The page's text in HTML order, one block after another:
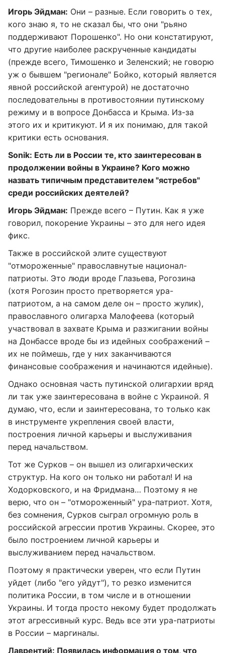
Игорь Эйдман: Они – разные. Если говорить о тех,
кого знаю я, то не сказал бы, что они "рьяно
поддерживают Порошенко". Но они констатируют,
что другие наиболее раскрученные кандидаты
(прежде всего, Тимошенко и Зеленский; не говорю
уж о бывшем "регионале" Бойко, который является
явной российской агентурой) не достаточно
последовательны в противостоянии путинскому
режиму и в вопросе Донбасса и Крыма. Из-за
этого их и критикуют. И я их понимаю, для такой
критики есть основания.
Sonik: Есть ли в России те, кто заинтересован в
продолжении войны в Украине? Кого можно
назвать типичным представителем "ястребов"
среди российских деятелей?
Игорь Эйдман: Прежде всего – Путин. Как я уже
говорил, покорение Украины – это для него идея
фикс.
Также в российской элите существуют
"отмороженные" православнутые национал-
патриоты. Это люди вроде Глазьева, Рогозина
(хотя Рогозин просто претворяется ура-
патриотом, а на самом деле он – просто жулик),
православного олигарха Малофеева (который
участвовал в захвате Крыма и разжигании войны
на Донбассе вроде бы из идейных соображений –
их не поймешь, где у них заканчиваются
финансовые соображения и начинаются идейные).
Однако основная часть путинской олигархии вряд
ли так уже заинтересована в войне с Украиной. Я
думаю, что, если и заинтересована, то только как
в инструменте укрепления своей власти,
построения личной карьеры и выслуживания
перед начальством.
Тот же Сурков – он вышел из олигархических
структур. На кого он только ни работал! И на
Ходорковского, и на Фридмана… Поэтому я не
верю, что он – "отмороженный" ура-патриот. Хотя,
без сомнения, Сурков сыграл огромную роль в
российской агрессии против Украины. Скорее, это
было построением личной карьеры и
выслуживанием перед начальством.
Поэтому я практически уверен, что если Путин
уйдет (либо "его уйдут"), то резко изменится
политика России, в том числе и в отношении
Украины. И тогда просто некому будет продолжать
этот агрессивный курс. Ведь все эти ура-патриоты
в России – маргиналы.
Лаврентий: Появилась информация о том, что